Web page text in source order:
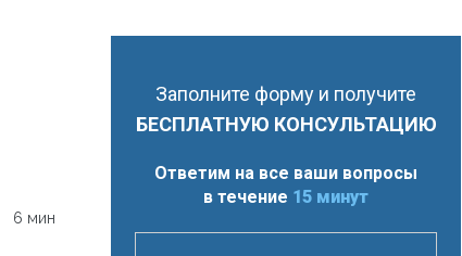
6 мин
Заполните форму и получите
БЕСПЛАТНУЮ КОНСУЛЬТАЦИЮ
Ответим на все ваши вопросы
в течение 15 минут